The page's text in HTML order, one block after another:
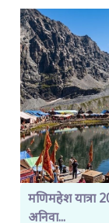
मणिमहेश
अनिवा...